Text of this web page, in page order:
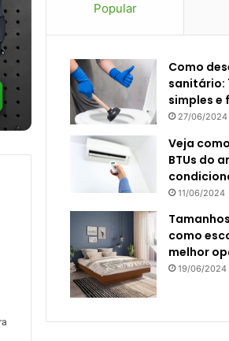
Popular
Como
sanitário:
simples e
27/06/2024
Veja
BTUs do
11/06/2024
como
melhor
19/06/2024